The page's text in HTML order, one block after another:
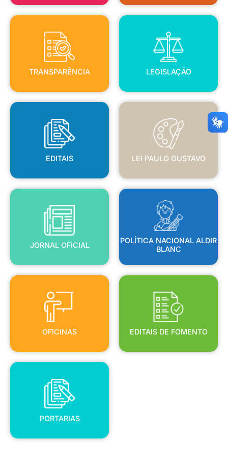
TRANSPARÊNCIA
TRANSPARÊNCIA
LEGISLAÇÃO
LEGISLAÇÃO
EDITAIS
EDITAIS
LEI PAULO GUSTAVO
LEI PAULO GUSTAVO
JORNAL OFICIAL
JORNAL OFICIAL
POLÍTICA NACIONAL ALDIR
BLANC
POLÍTICA NACIONAL ALDIR
BLANC
OFICINAS
OFICINAS
EDITAIS DE FOMENTO
EDITAIS DE FOMENTO
PORTARIAS
PORTARIAS